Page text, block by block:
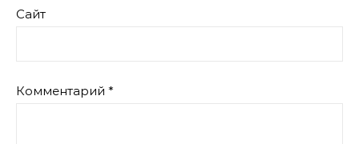
Сайт
Комментарий *